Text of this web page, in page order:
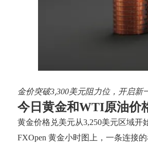
金价突破3,300美元阻力位，开启新
今日黄金和WTI原油价
黄金价格兑美元从3,250美元区域开
FXOpen 黄金小时图上，一条连接